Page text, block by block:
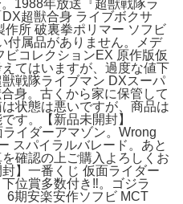
1988年放送『超獣戦隊ラ
超獣合身 ライブボクサ
所 破裏拳ポリマー ソフビ
属品がありません。メデ
ビコレクションEX 原作版仮
てはいますが、過度な値下
戦隊ライブマン DXスーパ
身。古くから家に保管して
状態は悪いですが、商品は
す。【新品未開封】
イダーアマゾン。Wrong
スパイラルバレード。あと
確認の上ご購入よろしくお
】一番くじ 仮面ライダー
位賞多数付き‼️。ゴジラ
6期安楽安作ソフビ MCT